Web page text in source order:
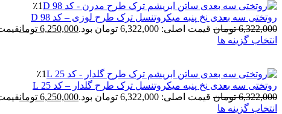
٪1
روتختی سه بعدی نخ پنبه میکروتنسل ترک طرح لوزی – کد D 98
6,322,000 تومان قیمت اصلی: 6,322,000 تومان بود. 6,250,000 تومانقیمت
انتخاب گزینه ها
٪1
روتختی سه بعدی نخ پنبه میکروتنسل ترک طرح گلدار – کد 25 L
6,322,000 تومان قیمت اصلی: 6,322,000 تومان بود. 6,250,000 تومانقیمت
انتخاب گزینه ها